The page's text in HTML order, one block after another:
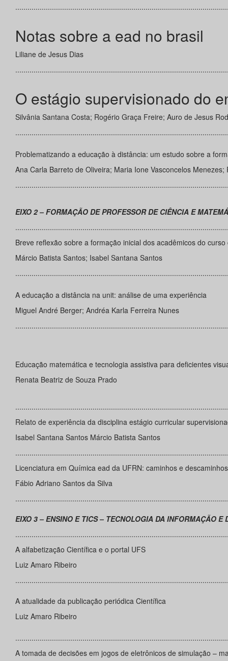
Notas sobre a ead no brasil
Liliane de Jesus Dias
O estágio supervisionado do
Silvânia Santana Costa; Rogério Graça Freire; Auro de Jesus
Problematizando a educação à distância: um estudo sobre a
Ana Carla Barreto de Oliveira; Maria Ione Vasconcelos Menezes;
EIXO 2 – FORMAÇÃO DE PROFESSOR DE CIÊNCIA E
Breve reflexão sobre a formação inicial dos acadêmicos do
Márcio Batista Santos; Isabel Santana Santos
A educação a distância na unit: análise de uma experiência
Miguel André Berger; Andréa Karla Ferreira Nunes
Educação matemática e tecnologia assistiva para deficientes
Renata Beatriz de Souza Prado
Relato de experiência da disciplina estágio curricular
Isabel Santana Santos Márcio Batista Santos
Licenciatura em Química ead da UFRN: caminhos e
Fábio Adriano Santos da Silva
EIXO 3 – ENSINO E TICS – TECNOLOGIA DA INFORMAÇÃO E
A alfabetização Científica e o portal UFS
Luiz Amaro Ribeiro
A atualidade da publicação periódica Científica
Luiz Amaro Ribeiro
A tomada de decisões em jogos de eletrônicos de simulação –